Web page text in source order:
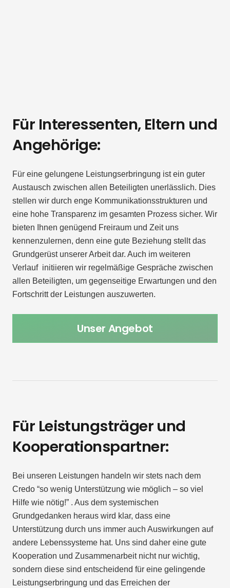
Für Interessenten, Eltern und
Angehörige:
Für eine gelungene Leistungserbringung ist ein guter
Austausch zwischen allen Beteiligten unerlässlich. Dies
stellen wir durch enge Kommunikationsstrukturen und
eine hohe Transparenz im gesamten Prozess sicher. Wir
bieten Ihnen genügend Freiraum und Zeit uns
kennenzulernen, denn eine gute Beziehung stellt das
Grundgerüst unserer Arbeit dar. Auch im weiteren
Verlauf initiieren wir regelmäßige Gespräche zwischen
allen Beteiligten, um gegenseitige Erwartungen und den
Fortschritt der Leistungen auszuwerten.
Unser Angebot
Für Leistungsträger und
Kooperationspartner:
Bei unseren Leistungen handeln wir stets nach dem
Credo “so wenig Unterstützung wie möglich – so viel
Hilfe wie nötig!” . Aus dem systemischen
Grundgedanken heraus wird klar, dass eine
Unterstützung durch uns immer auch Auswirkungen auf
andere Lebenssysteme hat. Uns sind daher eine gute
Kooperation und Zusammenarbeit nicht nur wichtig,
sondern diese sind entscheidend für eine gelingende
Leistungserbringung und das Erreichen der